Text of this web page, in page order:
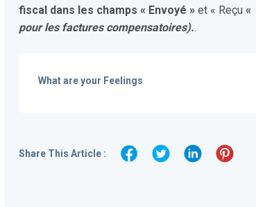
fiscal dans les champs « Envoyé » et « Reçu«
pour les factures compensatoires)..
What are your Feelings
Share This Article :